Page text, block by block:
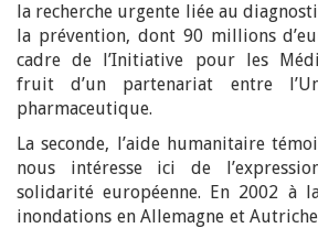
la recherche urgente liée au
la prévention, dont 90 millions
cadre de l’Initiative pour les
fruit d’un partenariat entre
pharmaceutique.
La seconde, l’aide humanitaire
nous intéresse ici de
solidarité européenne. En 2002 à
inondations en Allemagne et